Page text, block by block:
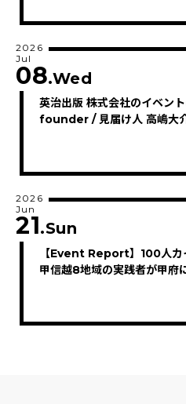
英治出版 株式会社のイベン
founder / 見届け人 高嶋大
2026
Jul
08.Wed
【Event Report】100人
甲信越8地域の実践者が甲府
2026
Jun
21.Sun